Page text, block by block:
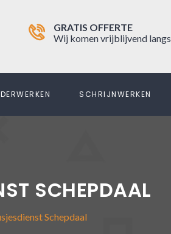
GRATIS OFFERTE
Wij komen vrijblijvend langs
SCHRIJNWERKEN
SCHEPDAAL
Schepdaal